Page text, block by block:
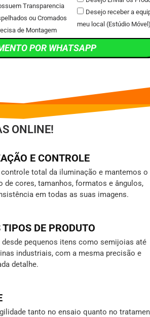
Transparencia
ou Cromados
de Montagem
Desejo receber a
meu local (Estúdio Móvel)
POR WHATSAPP
ONLINE!
E CONTROLE
total da iluminação e mantemos o
de cores, tamanhos, formatos e ângulos,
em todas as suas imagens.
DE PRODUTO
pequenos itens como semijoias até
industriais, com a mesma precisão e
detalhe.
tanto no ensaio quanto no